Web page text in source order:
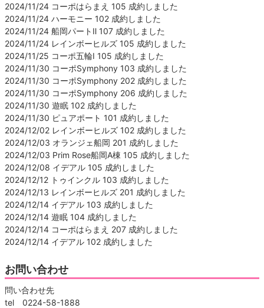
2024/11/24 コーポはらまえ 105 成約しました
2024/11/24 ハーモニー 102 成約しました
2024/11/24 船岡パートⅡ 107 成約しました
2024/11/24 レインボーヒルズ 105 成約しました
2024/11/25 コーポ五輪Ⅰ 105 成約しました
2024/11/30 コーポSymphony 103 成約しました
2024/11/30 コーポSymphony 202 成約しました
2024/11/30 コーポSymphony 206 成約しました
2024/11/30 遊眠 102 成約しました
2024/11/30 ピュアポート 101 成約しました
2024/12/02 レインボーヒルズ 102 成約しました
2024/12/03 オランジェ船岡 201 成約しました
2024/12/03 Prim Rose船岡A棟 105 成約しました
2024/12/08 イデアル 105 成約しました
2024/12/12 トゥインクル 103 成約しました
2024/12/13 レインボーヒルズ 201 成約しました
2024/12/14 イデアル 103 成約しました
2024/12/14 遊眠 104 成約しました
2024/12/14 コーポはらまえ 207 成約しました
2024/12/14 イデアル 102 成約しました
お問い合わせ
問い合わせ先
tel 0224-58-1888